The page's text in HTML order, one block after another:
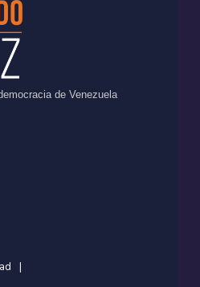
de Venezuela